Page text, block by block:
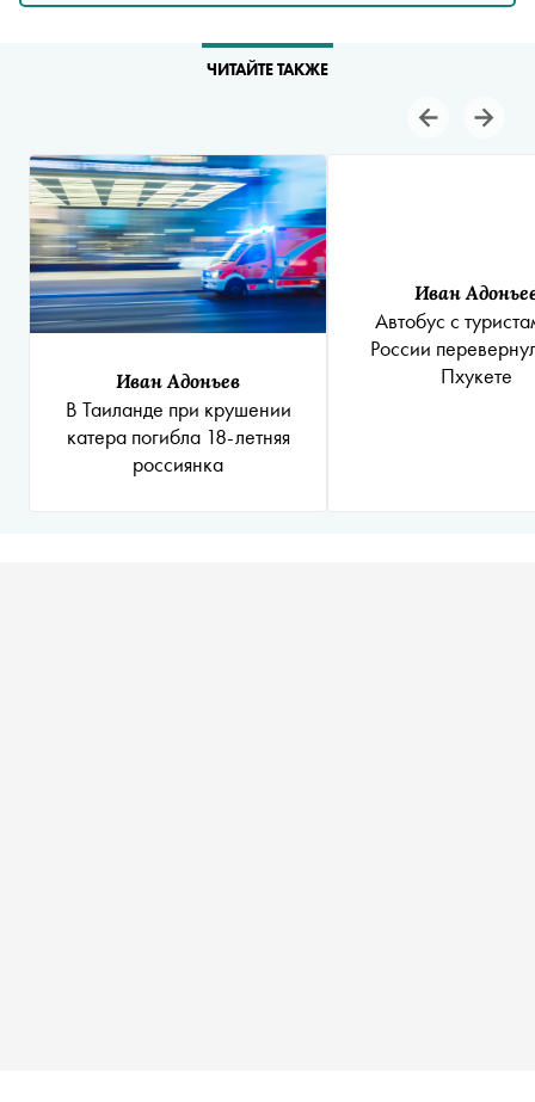
ЧИТАЙТЕ ТАКЖЕ
Иван Адоньев
В Таиланде при крушении
катера погибла 18-летняя
россиянка
Иван
Автобус с
России
Пхукете